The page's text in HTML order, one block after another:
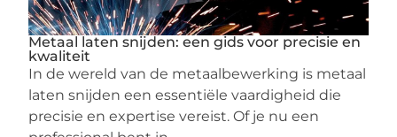
Metaal laten snijden: een gids voor precisie en
kwaliteit
In de wereld van de metaalbewerking is metaal
laten snijden een essentiële vaardigheid die
precisie en expertise vereist. Of je nu een